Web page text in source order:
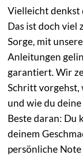
Vielleicht denkst
Das ist doch viel
Sorge, mit
Anleitungen
garantiert. Wir
Schritt vorgehst,
und wie du
Beste daran: Du
deinem
persönliche